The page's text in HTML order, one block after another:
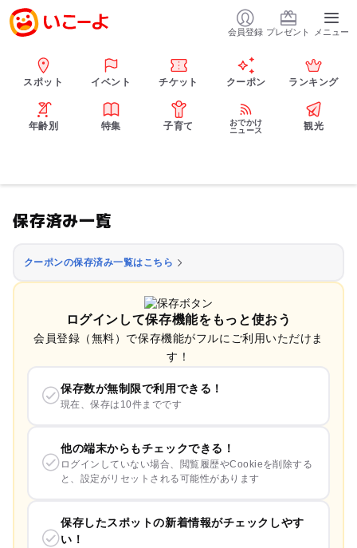
会員登録 プレゼント メニュー
スポット イベント チケット クーポン ランキング
年齢別 特集 子育て
おでかけ
ニュース
観光
保存済み一覧
クーポンの保存済み一覧はこちら
ログインして保存機能をもっと使おう
会員登録（無料）で保存機能がフルにご利用いただけま
す！
保存数が無制限で利用できる！
現在、保存は10件までです
他の端末からもチェックできる！
ログインしていない場合、閲覧履歴やCookieを削除する
と、設定がリセットされる可能性があります
保存したスポットの新着情報がチェックしやす
い！